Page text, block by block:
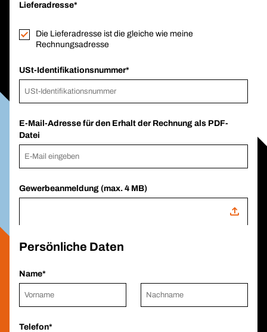
Lieferadresse
Die Lieferadresse ist die gleiche wie meine
Rechnungsadresse
USt-Identifikationsnummer
E-Mail-Adresse für den Erhalt der Rechnung als PDF-
Datei
Gewerbeanmeldung (max. 4 MB)
Persönliche Daten
Name
Telefon